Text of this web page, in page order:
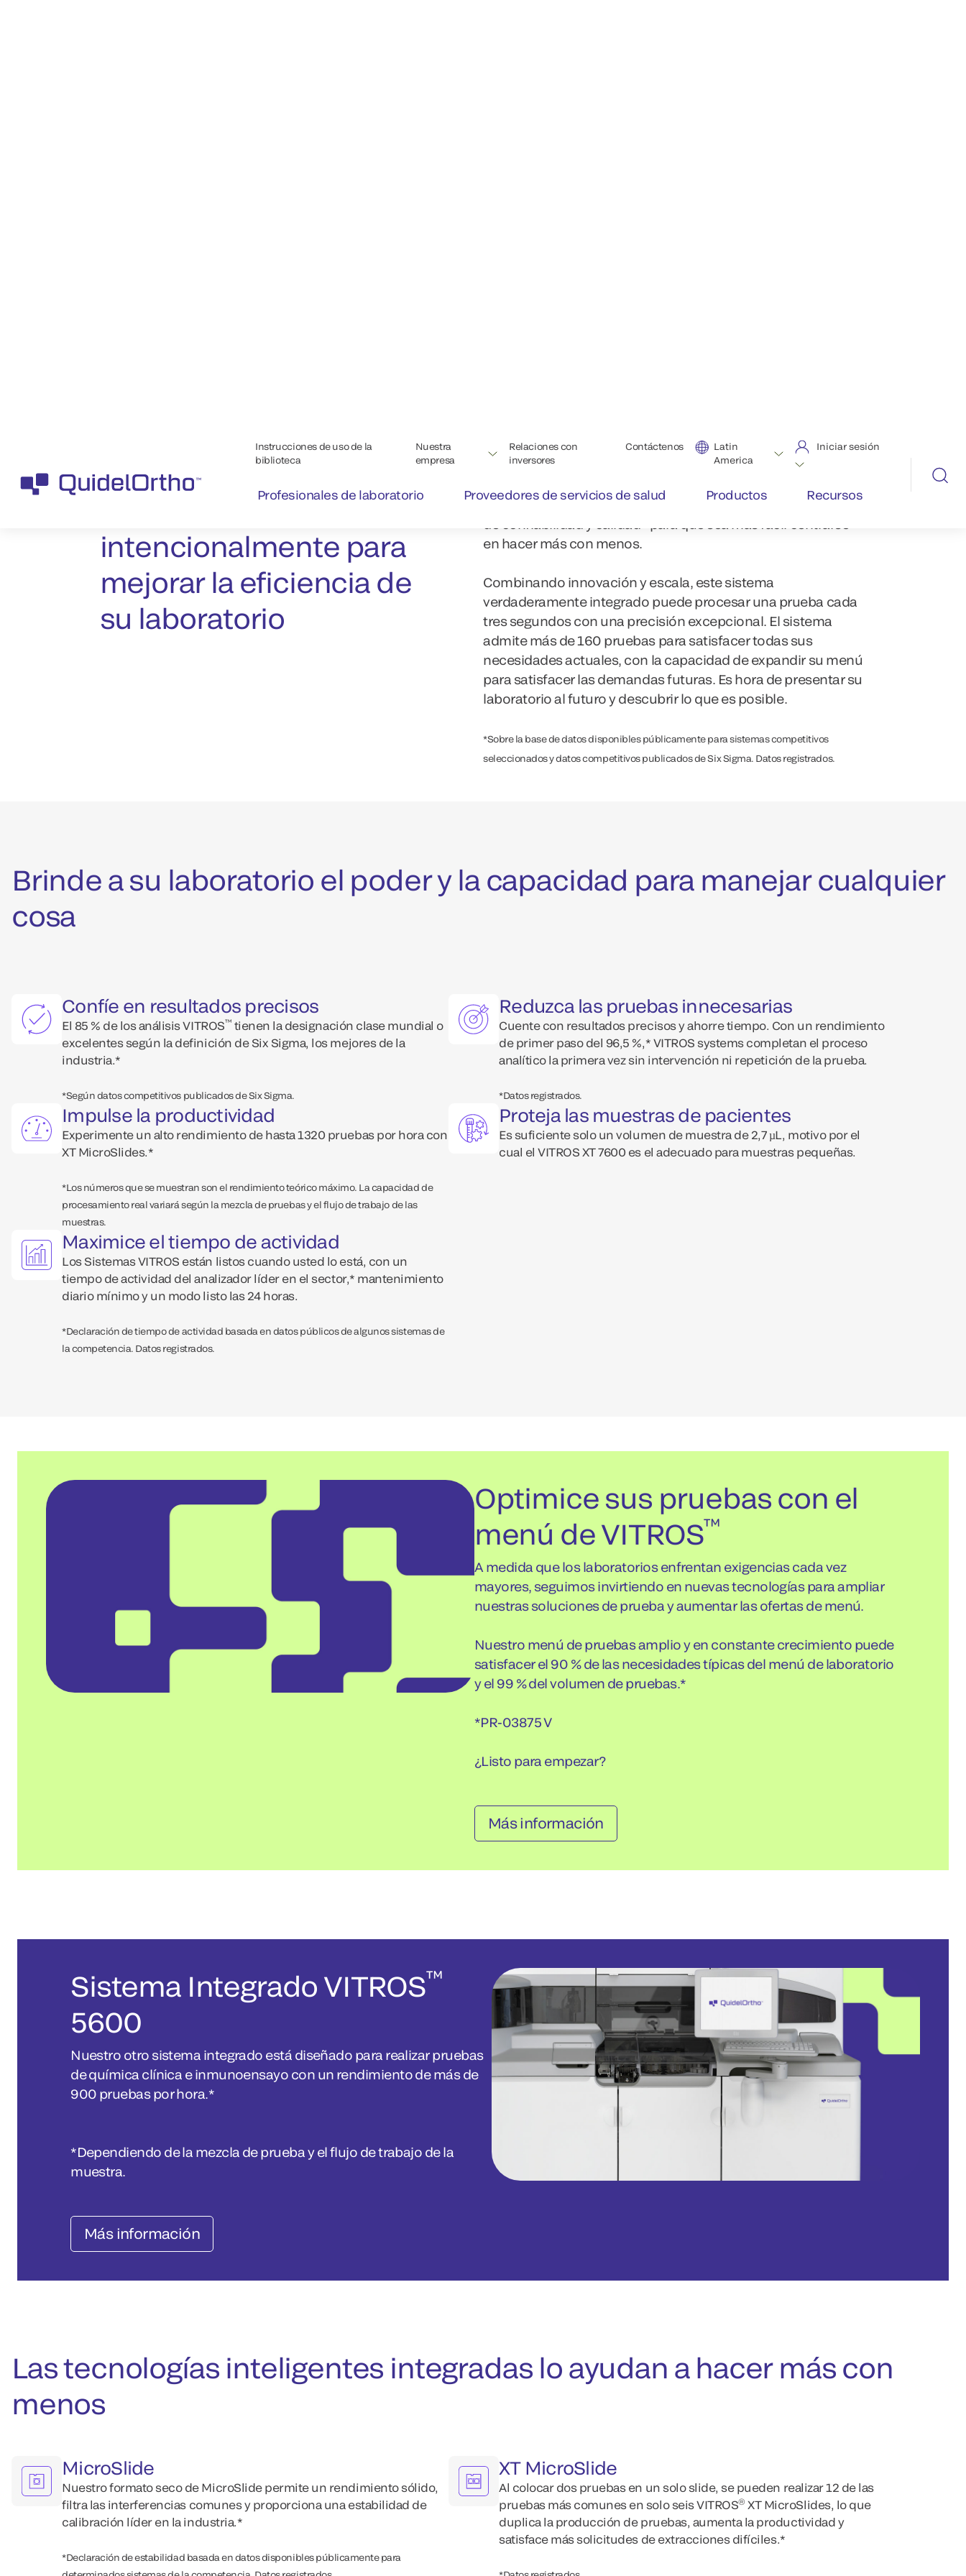
Pruebas de alto volumen
con tecnología diseñada
intencionalmente para
mejorar la eficiencia de
su laboratorio
Cuando se enfrenta a volúmenes más altos y menos recursos,
Nuestro emblemático Sistema VITROS™ofrece el mayor nivel
en hacer más con menos.
Combinando innovación y escala, este sistema
verdaderamente integrado puede procesar una prueba cada
tres segundos con una precisión excepcional. El sistema
admite más de 160 pruebas para satisfacer todas sus
necesidades actuales, con la capacidad de expandir su menú
para satisfacer las demandas futuras. Es hora de presentar su
laboratorio al futuro y descubrir lo que es posible.
*Sobre la base de datos disponibles públicamente para sistemas competitivos
seleccionados y datos competitivos publicados de Six Sigma. Datos registrados.
Brinde a su laboratorio el poder y la capacidad para manejar cualquier
cosa
Confíe en resultados precisos
El 85 % de los análisis VITROS™ tienen la designación clase mundial o
excelentes según la definición de Six Sigma, los mejores de la
industria.*
*Según datos competitivos publicados de Six Sigma.
Reduzca las pruebas innecesarias
Cuente con resultados precisos y ahorre tiempo. Con un rendimiento
de primer paso del 96,5 %,* VITROS systems completan el proceso
analítico la primera vez sin intervención ni repetición de la prueba.
*Datos registrados.
Impulse la productividad
Experimente un alto rendimiento de hasta 1320 pruebas por hora con
XT MicroSlides.*
*Los números que se muestran son el rendimiento teórico máximo. La capacidad de
procesamiento real variará según la mezcla de pruebas y el flujo de trabajo de las
muestras.
Proteja las muestras de pacientes
Es suficiente solo un volumen de muestra de 2,7 µL, motivo por el
cual el VITROS XT 7600 es el adecuado para muestras pequeñas.
Maximice el tiempo de actividad
Los Sistemas VITROS están listos cuando usted lo está, con un
tiempo de actividad del analizador líder en el sector,* mantenimiento
diario mínimo y un modo listo las 24 horas.
*Declaración de tiempo de actividad basada en datos públicos de algunos sistemas de
la competencia. Datos registrados.
Optimice sus pruebas con el
menú de VITROS™
A medida que los laboratorios enfrentan exigencias cada vez
mayores, seguimos invirtiendo en nuevas tecnologías para ampliar
nuestras soluciones de prueba y aumentar las ofertas de menú.
Nuestro menú de pruebas amplio y en constante crecimiento puede
satisfacer el 90 % de las necesidades típicas del menú de laboratorio
y el 99 % del volumen de pruebas.*
*PR-03875 V
¿Listo para empezar?
Más información
Sistema Integrado VITROS™
5600
Nuestro otro sistema integrado está diseñado para realizar pruebas
de química clínica e inmunoensayo con un rendimiento de más de
900 pruebas por hora.*
*Dependiendo de la mezcla de prueba y el flujo de trabajo de la
muestra.
Más información
Las tecnologías inteligentes integradas lo ayudan a hacer más con
menos
MicroSlide
Nuestro formato seco de MicroSlide permite un rendimiento sólido,
filtra las interferencias comunes y proporciona una estabilidad de
calibración líder en la industria.*
*Declaración de estabilidad basada en datos disponibles públicamente para
XT MicroSlide
Al colocar dos pruebas en un solo slide, se pueden realizar 12 de las
pruebas más comunes en solo seis VITROS® XT MicroSlides, lo que
duplica la producción de pruebas, aumenta la productividad y
satisface más solicitudes de extracciones difíciles.*